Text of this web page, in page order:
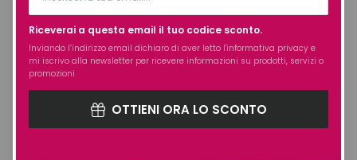
OTTIENI ORA LO SCONTO
Riceverai a questa email il tuo codice sconto.
Inviando l’indirizzo email dichiaro di aver letto l'informativa privacy e
mi iscrivo alla newsletter per ricevere informazioni su prodotti, servizi o
promozioni